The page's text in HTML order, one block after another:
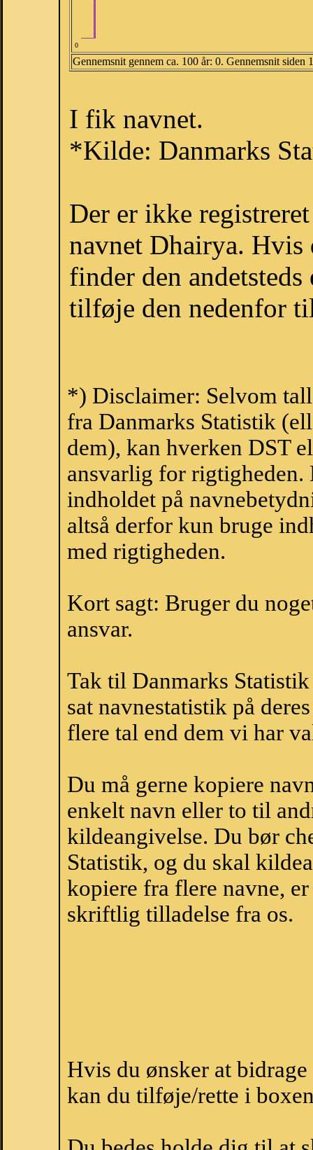
0
Gennemsnit gennem ca. 100 år: 0. Gennemsnit siden
I fik navnet.
*Kilde: Danmarks
Der er ikke
navnet Dhairya. Hvis
finder den
tilføje den nedenfor
*) Disclaimer: Selvom
fra Danmarks Statistik
dem), kan hverken DST
ansvarlig for
indholdet på
altså derfor kun bruge
med rigtigheden.
Kort sagt: Bruger du
ansvar.
Tak til Danmarks
sat navnestatistik på
flere tal end dem vi har
Du må gerne kopiere
enkelt navn eller to til
kildeangivelse. Du bør
Statistik, og du skal
kopiere fra flere navne,
skriftlig tilladelse fra os.
Hvis du ønsker at
kan du tilføje/rette i